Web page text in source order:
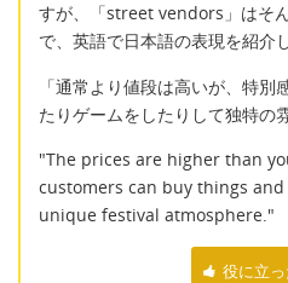
すが、「street vendors」はそ
で、英語で日本語の表現を紹介
「通常より値段は高いが、特
たりゲームをしたりして独特の
"The prices are higher than
customers can buy things
unique festival atmosphere."
役に立